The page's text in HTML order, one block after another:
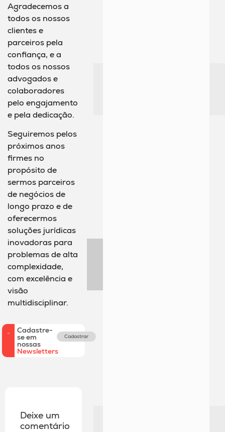
Agradecemos a
todos os nossos
clientes e
parceiros pela
confiança, e a
todos os nossos
advogados e
colaboradores
pelo engajamento
e pela dedicação.
Seguiremos pelos
próximos anos
firmes no
propósito de
sermos parceiros
de negócios de
longo prazo e de
oferecermos
soluções jurídicas
inovadoras para
problemas de alta
complexidade,
com excelência e
visão
multidisciplinar.
Cadastre-
se em
nossas
Newsletters
Cadastrar
Deixe um
comentário